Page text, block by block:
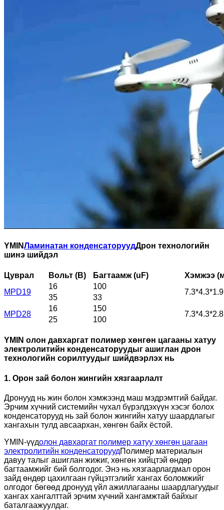
YMINЛаминатан конденсаторуудДрон технологийн
шинэ шийдэл
Цуврал Вольт (В) Багтаамж (uF)
Хэмжээ
MPD19
16 100
7.3*4.3*1.9
35
33
MPD28
16 150
7.3*4.3*2.8
25 100
YMIN олон давхаргат полимер хөнгөн цагааны хатуу
электролитийн конденсаторуудыг ашиглан дрон
технологийн сорилтуудыг шийдвэрлэх нь
1. Орон зай болон жингийн хязгаарлалт
Дронууд нь жин болон хэмжээнд маш мэдрэмтгий байдаг.
Эрчим хүчний системийн чухал бүрэлдэхүүн хэсэг болох
конденсаторууд нь зай болон жингийн хатуу шаардлагыг
хангахын тулд авсаархан, хөнгөн байх ёстой.
YMIN-үүдолон давхаргат полимер хатуу хөнгөн цагаан
электролитийн конденсаторуудПолимер материалын
давуу талыг ашиглан жижиг, хөнгөн хийцтэй өндөр
багтаамжийг бий болгодог. Энэ нь хязгаарлагдмал орон
зайд өндөр цахилгаан гүйцэтгэлийг хангах боломжийг
олгодог бөгөөд дронууд үйл ажиллагааны шаардлагуудыг
хангах хангалттай эрчим хүчний хангамжтай байхыг
баталгаажуулдаг.